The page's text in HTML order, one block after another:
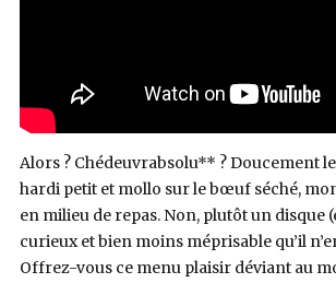
Alors ? Chédeuvrabsolu** ? Doucement
hardi petit et mollo sur le bœufséché,
en milieu de repas. Non, plutôt un disque
curieux et bien moins méprisable qu’il
Offrez-vous ce menu plaisir déviant au